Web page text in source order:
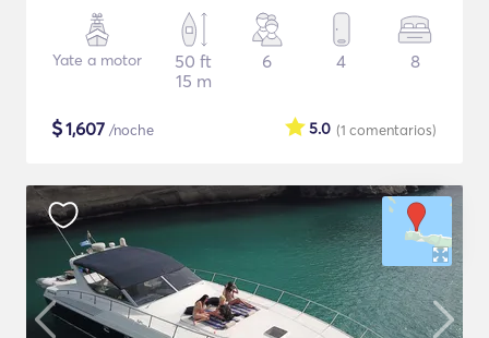
Yate a motor
50 ft
15 m
6 4 8
$1,607 /noche (1 comentarios)
5.0